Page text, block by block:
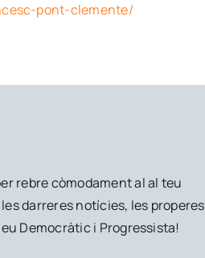
pont-clemente/
rebre còmodament al al teu
darreres notícies, les properes
Democràtic i Progressista!